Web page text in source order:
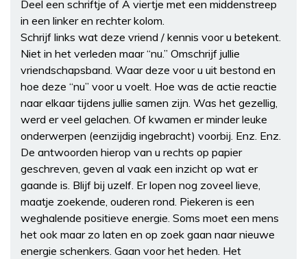
Deel een schriftje of A viertje met een middenstreep
in een linker en rechter kolom.
Schrijf links wat deze vriend / kennis voor u betekent.
Niet in het verleden maar “nu.” Omschrijf jullie
vriendschapsband. Waar deze voor u uit bestond en
hoe deze “nu” voor u voelt. Hoe was de actie reactie
naar elkaar tijdens jullie samen zijn. Was het gezellig,
werd er veel gelachen. Of kwamen er minder leuke
onderwerpen (eenzijdig ingebracht) voorbij. Enz. Enz.
De antwoorden hierop van u rechts op papier
geschreven, geven al vaak een inzicht op wat er
gaande is. Blijf bij uzelf. Er lopen nog zoveel lieve,
maatje zoekende, ouderen rond. Piekeren is een
weghalende positieve energie. Soms moet een mens
het ook maar zo laten en op zoek gaan naar nieuwe
energie schenkers. Gaan voor het heden. Het